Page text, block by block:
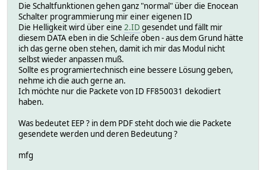
Die Schaltfunktionen gehen ganz "normal" über die Enocean
Schalter programmierung mir einer eigenen ID
Die Helligkeit wird über eine 2.ID gesendet und fällt mir
diesem DATA eben in die Schleife oben - aus dem Grund hätte
ich das gerne oben stehen, damit ich mir das Modul nicht
selbst wieder anpassen muß.
Sollte es programiertechnisch eine bessere Lösung geben,
nehme ich die auch gerne an.
Ich möchte nur die Packete von ID FF850031 dekodiert
haben.
Was bedeutet EEP ? in dem PDF steht doch wie die Packete
gesendete werden und deren Bedeutung ?
mfg